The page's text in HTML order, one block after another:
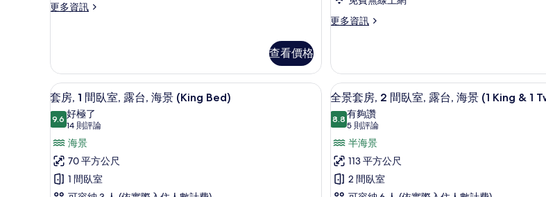
情
台,
King
Beds)
的
所
有
相
片
更多資訊
更
間
臥
室,
露
台,
海
濱
(Pavilion,
King
Beds)
的
查看價格
人
泳
景
(Pavilion,
1
King
&
1
Twin)
的
更多資訊
更
2
間
臥
私
泳
池,
海
景
顯
示
套
房,
1
間
套房, 1 間臥室, 露台, 海景 (King Bed) | 迷你吧、客房內保險箱、遮光布/窗簾、隔音
5
套房, 1 間臥室, 露台, 海景 (King Bed)
9.69.6 分，滿分 10 分
好極了
14 則評論
(14
則
評
論)
海景
70 平方公尺
1 間臥室
顯
示
全
景
套
房,
迷你吧、客房內保
5
全景套房, 2 間臥室, 露台, 海景 (1 King & 1
8.88.8 分，滿分 10 分
有夠讚
5 則評論
(5
則
評
論)
半海景
113 平方公尺
2 間臥室